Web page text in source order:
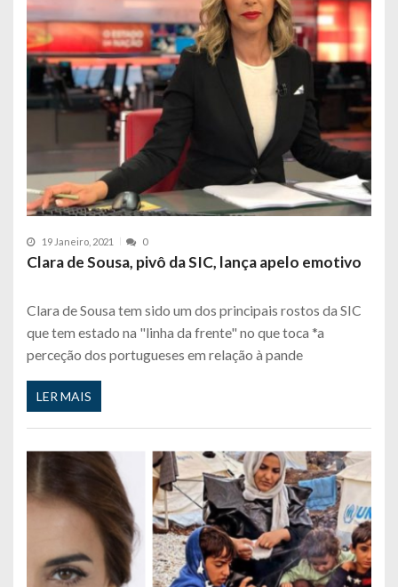
19 Janeiro, 2021 0
Clara de Sousa, pivô da SIC, lança apelo emotivo
Clara de Sousa tem sido um dos principais rostos da SIC
que tem estado na "linha da frente" no que toca *a
perceção dos portugueses em relação à pande
LER MAIS